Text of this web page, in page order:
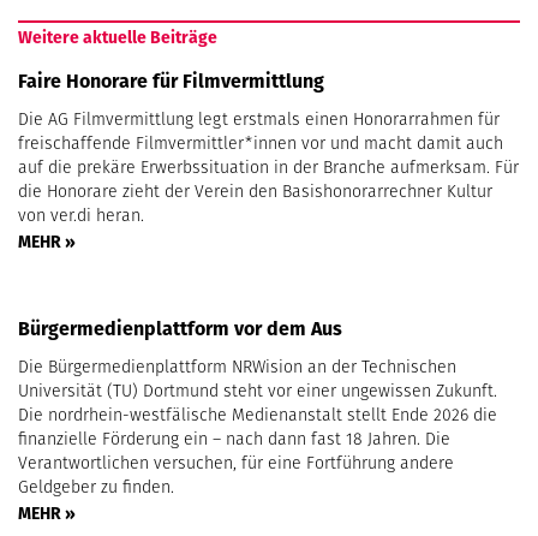
Weitere aktuelle Beiträge
Faire Honorare für Filmvermittlung
Die AG Filmvermittlung legt erstmals einen Honorarrahmen für
freischaffende Filmvermittler*innen vor und macht damit auch
auf die prekäre Erwerbssituation in der Branche aufmerksam. Für
die Honorare zieht der Verein den Basishonorarrechner Kultur
von ver.di heran.
MEHR »
Bürgermedienplattform vor dem Aus
Die Bürgermedienplattform NRWision an der Technischen
Universität (TU) Dortmund steht vor einer ungewissen Zukunft.
Die nordrhein-westfälische Medienanstalt stellt Ende 2026 die
finanzielle Förderung ein – nach dann fast 18 Jahren. Die
Verantwortlichen versuchen, für eine Fortführung andere
Geldgeber zu finden.
MEHR »